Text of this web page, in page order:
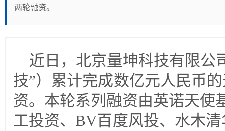
两轮融资。
近日，北京量坤科技有限公
技”）累计完成数亿元人民币
资。本轮系列融资由英诺天使
工投资、BV百度风投、水木